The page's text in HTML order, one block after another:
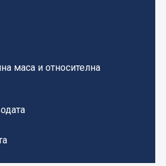
маса и относителна